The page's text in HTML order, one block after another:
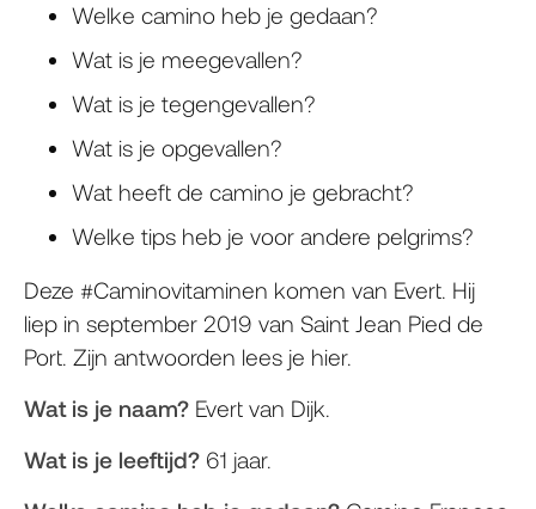
Welke camino heb je gedaan?
Wat is je meegevallen?
Wat is je tegengevallen?
Wat is je opgevallen?
Wat heeft de camino je gebracht?
Welke tips heb je voor andere pelgrims?
Deze #Caminovitaminen komen van Evert. Hij
liep in september 2019 van Saint Jean Pied de
Port. Zijn antwoorden lees je hier.
Wat is je naam? Evert van Dijk.
Wat is je leeftijd? 61 jaar.